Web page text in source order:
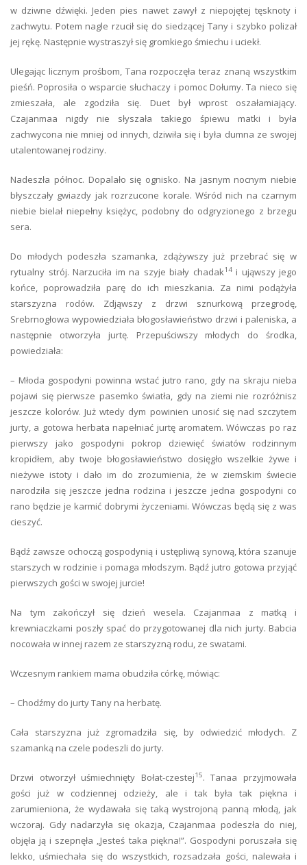
w dziwne dźwięki. Jeden pies nawet zawył z niepojętej tęsknoty i
zachwytu. Potem nagle rzucił się do siedzącej Tany i szybko polizał
jej rękę. Następnie wystraszył się gromkiego śmiechu i uciekł.
Ulegając licznym prośbom, Tana rozpoczęła teraz znaną wszystkim
pieśń. Poprosiła o wsparcie słuchaczy i pomoc Dołumy. Ta nieco się
zmieszała, ale zgodziła się. Duet był wprost oszałamiający.
Czajanmaa nigdy nie słyszała takiego śpiewu matki i była
zachwycona nie mniej od innych, dziwiła się i była dumna ze swojej
utalentowanej rodziny.
Nadeszła północ. Dopalało się ognisko. Na jasnym nocnym niebie
błyszczały gwiazdy jak rozrzucone korale. Wśród nich na czarnym
niebie bielał niepełny księżyc, podobny do odgryzionego z brzegu
sera.
Do młodych podeszła szamanka, zdążywszy już przebrać się w
rytualny strój. Narzuciła im na szyje biały chadak14i ująwszy jego
końce, poprowadziła parę do ich mieszkania. Za nimi podążyła
starszyzna rodów. Zdjąwszy z drzwi sznurkową przegrodę,
Srebrnogłowa wypowiedziała błogosławieństwo drzwi i paleniska, a
następnie otworzyła jurtę. Przepuściwszy młodych do środka,
powiedziała:
– Młoda gospodyni powinna wstać jutro rano, gdy na skraju nieba
pojawi się pierwsze pasemko światła, gdy na ziemi nie rozróżnisz
jeszcze kolorów. Już wtedy dym powinien unosić się nad szczytem
jurty, a gotowa herbata napełniać jurtę aromatem. Wówczas po raz
pierwszy jako gospodyni pokrop dziewięć światów rodzinnym
kropidłem, aby twoje błogosławieństwo dosięgło wszelkie żywe i
nieżywe istoty i dało im do zrozumienia, że w ziemskim świecie
narodziła się jeszcze jedna rodzina i jeszcze jedna gospodyni co
rano będzie je karmić dobrymi życzeniami. Wówczas będą się z was
cieszyć.
Bądź zawsze ochoczą gospodynią i ustępliwą synową, która szanuje
starszych w rodzinie i pomaga młodszym. Bądź jutro gotowa przyjąć
pierwszych gości w swojej jurcie!
Na tym zakończył się dzień wesela. Czajanmaa z matką i
krewniaczkami poszły spać do przygotowanej dla nich jurty. Babcia
nocowała w innej razem ze starszyzną rodu, ze swatami.
Wczesnym rankiem mama obudziła córkę, mówiąc:
– Chodźmy do jurty Tany na herbatę.
Cała starszyzna już zgromadziła się, by odwiedzić młodych. Z
szamanką na czele podeszli do jurty.
Drzwi otworzył uśmiechnięty Bołat-czestej15. Tanaa przyjmowała
gości już w codziennej odzieży, ale i tak była tak piękna i
zarumieniona, że wydawała się taką wystrojoną panną młodą, jak
wczoraj. Gdy nadarzyła się okazja, Czajanmaa podeszła do niej,
objęła ją i szepnęła „Jesteś taka piękna!”. Gospodyni poruszała się
lekko, uśmiechała się do wszystkich, rozsadzała gości, nalewała i